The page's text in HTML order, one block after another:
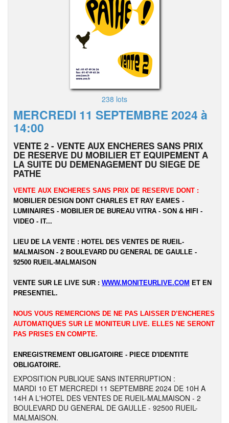
238 lots
MERCREDI 11 SEPTEMBRE 2024 à
14:00
VENTE 2 - VENTE AUX ENCHERES SANS PRIX
DE RESERVE DU MOBILIER ET EQUIPEMENT A
LA SUITE DU DEMENAGEMENT DU SIEGE DE
PATHE
VENTE AUX ENCHERES SANS PRIX DE RESERVE DONT :
MOBILIER DESIGN DONT CHARLES ET RAY EAMES -
LUMINAIRES - MOBILIER DE BUREAU VITRA - SON & HIFI -
VIDEO - IT...
LIEU DE LA VENTE : HOTEL DES VENTES DE RUEIL-
MALMAISON - 2 BOULEVARD DU GENERAL DE GAULLE -
92500 RUEIL-MALMAISON
VENTE SUR LE LIVE SUR : WWW.MONITEURLIVE.COM ET EN
PRESENTIEL.
NOUS VOUS REMERCIONS DE NE PAS LAISSER D’ENCHERES
AUTOMATIQUES SUR LE MONITEUR LIVE. ELLES NE SERONT
PAS PRISES EN COMPTE.
ENREGISTREMENT OBLIGATOIRE - PIECE D'IDENTITE
OBLIGATOIRE.
EXPOSITION PUBLIQUE SANS INTERRUPTION :
MARDI 10 ET MERCREDI 11 SEPTEMBRE 2024 DE 10H A
14H A L'HOTEL DES VENTES DE RUEIL-MALMAISON - 2
BOULEVARD DU GENERAL DE GAULLE - 92500 RUEIL-
MALMAISON.